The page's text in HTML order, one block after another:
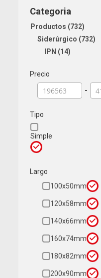
Categoria
Productos
732
Siderúrgico
732
IPN
14
Precio
-
Tipo
Simple
Largo
100x50mm
120x58mm
140x66mm
160x74mm
180x82mm
200x90mm